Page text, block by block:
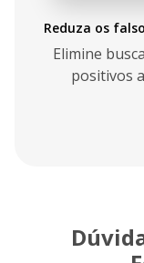
Reduza os
Elimine
positivos